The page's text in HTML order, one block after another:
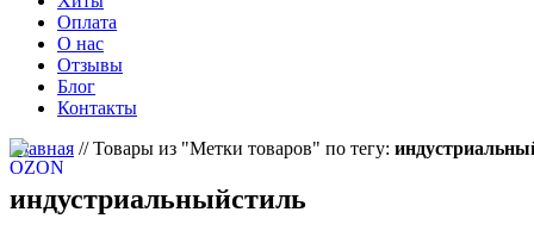
Оплата
О нас
Отзывы
Блог
Контакты
Главная //Товары из "Метки товаров" по тегу:
индустриальныйстиль